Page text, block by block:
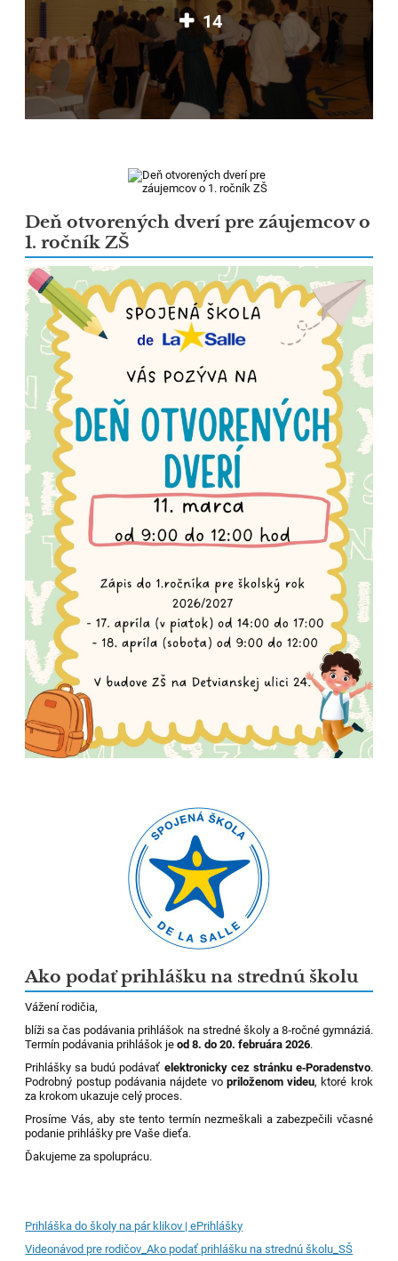
14
Deň otvorených dverí pre záujemcov o
1. ročník ZŠ
Ako podať prihlášku na strednú školu
Vážení rodičia,
blíži sa čas podávania prihlášok na stredné školy a 8‑ročné gymnáziá.
Termín podávania prihlášok jeod 8. do 20. februára 2026.
Prihlášky sa budú podávať elektronicky cez stránku e‑Poradenstvo.
Podrobný postup podávania nájdete vo priloženom videu, ktoré krok
za krokom ukazuje celý proces.
Prosíme Vás, aby ste tento termín nezmeškali a zabezpečili včasné
podanie prihlášky pre Vaše dieťa.
Ďakujeme za spoluprácu.
Prihláška do školy na pár klikov | ePrihlášky
Videonávod pre rodičov_Ako podať prihlášku na strednú školu_SŠ